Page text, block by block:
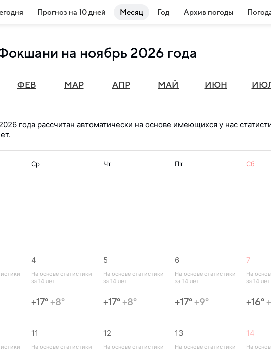
Прогноз на 10 дней Месяц Год Архив погоды
на ноябрь 2026 года
ФЕВ МАР АПР МАЙ ИЮН
года рассчитан автоматически на основе имеющихся у нас
Ср Чт Пт Сб
4
На основе статистики
за 14 лет
+17°+8°
5
На основе статистики
за 14 лет
+17°+8°
6
На основе статистики
за 14 лет
+17°+9°
7
На
за 14 лет
+16°
11
На основе статистики
12
На основе статистики
13
На основе статистики
14
На